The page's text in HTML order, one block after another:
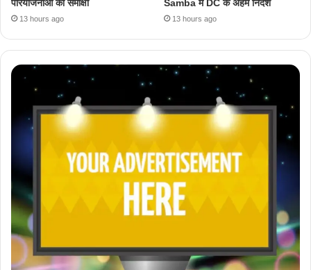
परियोजनाओं की समीक्षा
13 hours ago
Samba में DC के अहम निर्देश
13 hours ago